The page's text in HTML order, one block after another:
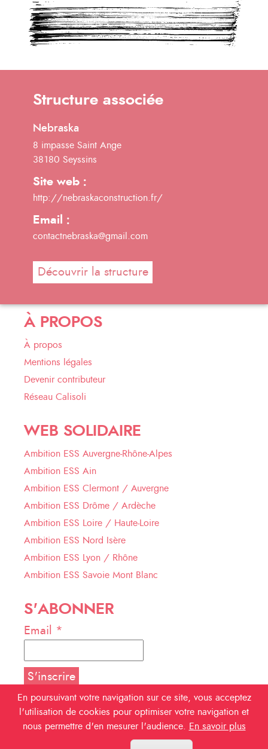
Structure associée
Nebraska
8 impasse Saint Ange
38180 Seyssins
Site web :
http://nebraskaconstruction.fr/
Email :
contactnebraska@gmail.com
Découvrir la structure
À PROPOS
À propos
Mentions légales
Devenir contributeur
Réseau Calisoli
WEB SOLIDAIRE
Ambition ESS Auvergne-Rhône-Alpes
Ambition ESS Ain
Ambition ESS Clermont / Auvergne
Ambition ESS Drôme / Ardèche
Ambition ESS Loire / Haute-Loire
Ambition ESS Nord Isère
Ambition ESS Lyon / Rhône
Ambition ESS Savoie Mont Blanc
S'ABONNER
Email *
NOUS SUIVRE
En poursuivant votre navigation sur ce site, vous acceptez
l'utilisation de cookies pour optimiser votre navigation et
nous permettre d'en mesurer l'audience.
En savoir plus